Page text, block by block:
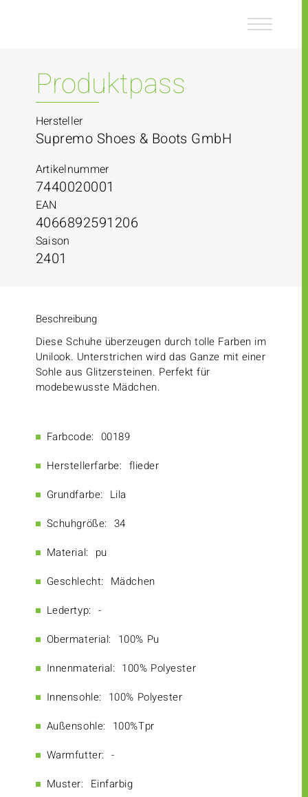
Produktpass
Hersteller
Supremo Shoes & Boots GmbH
Artikelnummer
7440020001
EAN
4066892591206
Saison
2401
Beschreibung
Diese Schuhe überzeugen durch tolle Farben im
Unilook. Unterstrichen wird das Ganze mit einer
Sohle aus Glitzersteinen. Perfekt für
modebewusste Mädchen.
Farbcode: 00189
Herstellerfarbe: flieder
Grundfarbe: Lila
Schuhgröße: 34
Material: pu
Geschlecht: Mädchen
Ledertyp: -
Obermaterial: 100% Pu
Innenmaterial: 100% Polyester
Innensohle: 100% Polyester
Außensohle: 100%Tpr
Warmfutter: -
Muster: Einfarbig